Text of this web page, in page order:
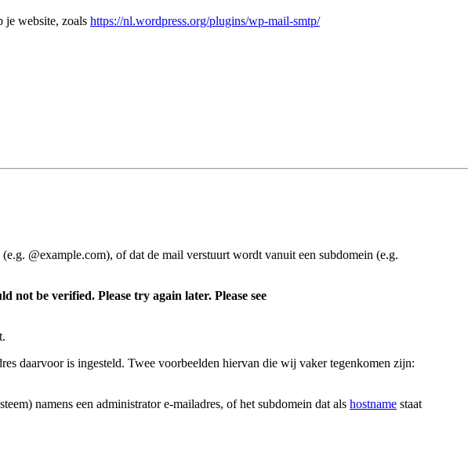
je website, zoals https://nl.wordpress.org/plugins/wp-mail-smtp/
@example.com), of dat de mail verstuurt wordt vanuit een subdomein (e.g.
not be verified. Please try again later. Please see
daarvoor is ingesteld. Twee voorbeelden hiervan die wij vaker tegenkomen zijn:
namens een administrator e-mailadres, of het subdomein dat als hostname staat